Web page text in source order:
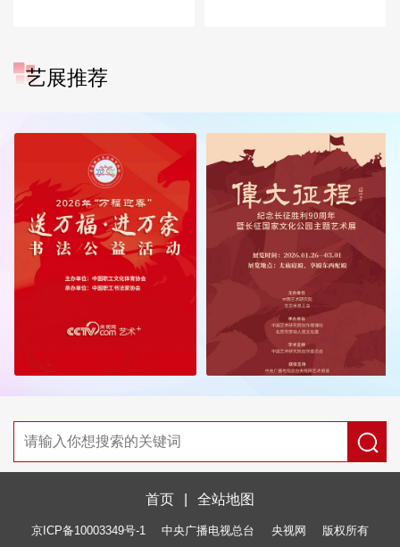
艺展推荐
首页 全站地图
京ICP备10003349号-1 中央广播电视总台 央视网 版权所有